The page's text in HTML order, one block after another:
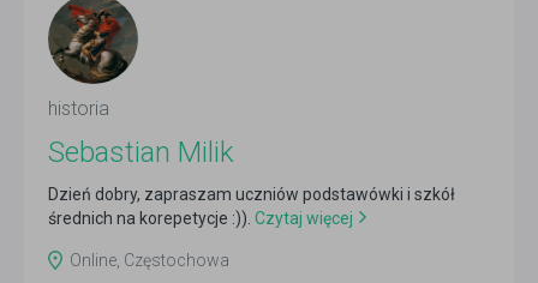
historia
Sebastian Milik
Dzień dobry, zapraszam uczniów podstawówki i szkół
średnich na korepetycje :)). Czytaj więcej
Online, Częstochowa